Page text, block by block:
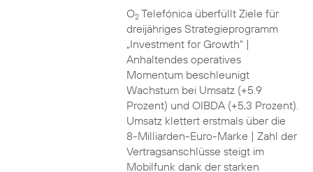
O2Telefónica überfüllt Ziele für
dreijähriges Strategieprogramm
„Investment for Growth“ |
Anhaltendes operatives
Momentum beschleunigt
Wachstum bei Umsatz (+5.9
Prozent) und OIBDA (+5,3 Prozent).
Umsatz klettert erstmals über die
8-Milliarden-Euro-Marke | Zahl der
Vertragsanschlüsse steigt im
Mobilfunk dank der starken